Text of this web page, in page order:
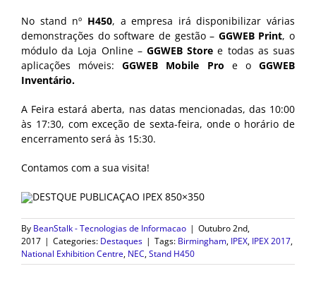
No stand nº H450, a empresa irá disponibilizar várias
demonstrações do software de gestão – GGWEB Print, o
módulo da Loja Online – GGWEB Store e todas as suas
aplicações móveis:GGWEB Mobile Pro e oGGWEB
Inventário.
A Feira estará aberta, nas datas mencionadas, das 10:00
às 17:30, com exceção de sexta-feira, onde o horário de
encerramento será às 15:30.
Contamos com a sua visita!
By BeanStalk - Tecnologias de Informacao | Outubro 2nd,
2017 | Categories: Destaques | Tags: Birmingham, IPEX, IPEX 2017,
National Exhibition Centre, NEC,Stand H450